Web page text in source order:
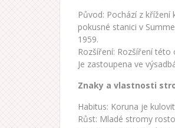
Původ: Pochází z
pokusné stanici v
1959.
Rozšíření: Rozšíření
Je zastoupena ve
Znaky a vlastnosti
Habitus: Koruna je
Růst: Mladé stromy